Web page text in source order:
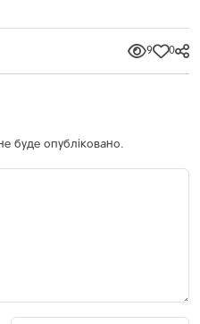
9 0
буде опубліковано.